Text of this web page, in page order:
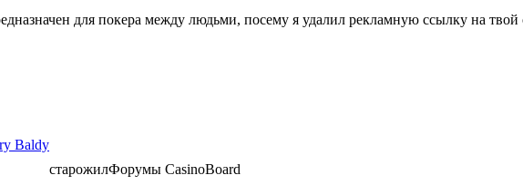
для покера между людьми, посему я удалил рекламную ссылку на твой
Baldy
старожилФорумы CasinoBoard